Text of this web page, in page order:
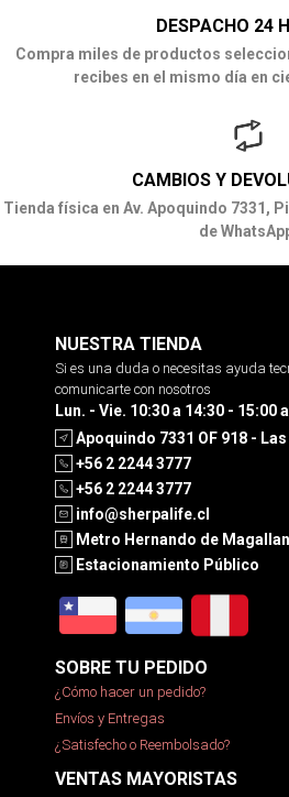
DESPACHO 24
Compra miles de productos
recibes en el mismo día en
CAMBIOS Y
Tienda física en Av. Apoquindo 7331,
de
NUESTRA TIENDA
Si es una duda o necesitas ayuda
comunicarte con nosotros
Lun. - Vie. 10:30 a 14:30 - 15:00
Apoquindo 7331 OF 918 -
+56 2 2244 3777
+56 2 2244 3777
info@sherpalife.cl
Metro Hernando de
Estacionamiento Público
SOBRE TU PEDIDO
¿Cómo hacer un pedido?
Envíos y Entregas
¿Satisfecho o Reembolsado?
VENTAS MAYORISTAS